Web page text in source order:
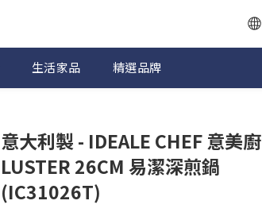
生活家品 精選品牌
意大利製 - IDEALE CHEF 意美廚
LUSTER 26CM 易潔深煎鍋
(IC31026T)